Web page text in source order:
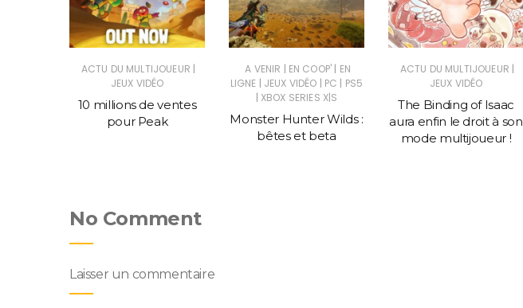
ACTU DU MULTIJOUEUR |
JEUX VIDÉO
10 millions de ventes
pour Peak
A VENIR | EN COOP' | EN
LIGNE | JEUX VIDÉO | PC | PS5
| XBOX SERIES X|S
Monster Hunter Wilds :
bêtes et beta
ACTU DU MULTIJOUEUR |
JEUX VIDÉO
The Binding of Isaac
aura enfin le droit à son
mode multijoueur !
No Comment
Laisser un commentaire